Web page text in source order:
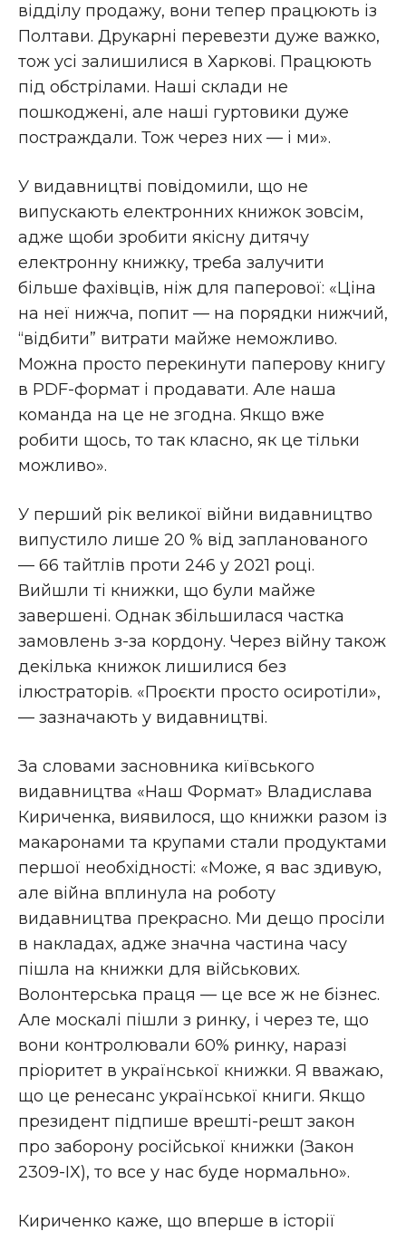
відділу продажу, вони тепер працюють із
Полтави. Друкарні перевезти дуже важко,
тож усі залишилися в Харкові. Працюють
під обстрілами. Наші склади не
пошкоджені, але наші гуртовики дуже
постраждали. Тож через них — і ми».
У видавництві повідомили, що не
випускають електронних книжок зовсім,
адже щоби зробити якісну дитячу
електронну книжку, треба залучити
більше фахівців, ніж для паперової: «Ціна
на неї нижча, попит — на порядки нижчий,
“відбити” витрати майже неможливо.
Можна просто перекинути паперову книгу
в PDF-формат і продавати. Але наша
команда на це не згодна. Якщо вже
робити щось, то так класно, як це тільки
можливо».
У перший рік великої війни видавництво
випустило лише 20 % від запланованого
— 66 тайтлів проти 246 у 2021 році.
Вийшли ті книжки, що були майже
завершені. Однак збільшилася частка
замовлень з-за кордону. Через війну також
декілька книжок лишилися без
ілюстраторів. «Проєкти просто осиротіли»,
— зазначають у видавництві.
За словами засновника київського
видавництва «Наш Формат» Владислава
Кириченка, виявилося, що книжки разом із
макаронами та крупами стали продуктами
першої необхідності: «Може, я вас здивую,
але війна вплинула на роботу
видавництва прекрасно. Ми дещо просіли
в накладах, адже значна частина часу
пішла на книжки для військових.
Волонтерська праця — це все ж не бізнес.
Але москалі пішли з ринку, і через те, що
вони контролювали 60% ринку, наразі
пріоритет в української книжки. Я вважаю,
що це ренесанс української книги. Якщо
президент підпише врешті-решт закон
про заборону російської книжки (Закон
2309-ІХ), то все у нас буде нормально».
Кириченко каже, що вперше в історії